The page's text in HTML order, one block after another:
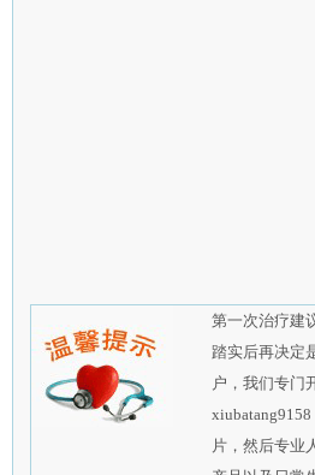
第一次治疗建
踏实后再决定
户，我们专门
片，然后专业